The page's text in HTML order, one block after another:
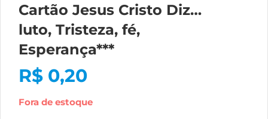
Cartão Jesus Cristo Diz…
luto, Tristeza, fé,
Esperança***
R$ 0,20
Fora de estoque